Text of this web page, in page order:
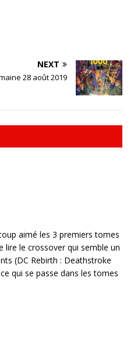
NEXT
28 août 2019
aimé les 3 premiers tomes
lire le crossover qui semble un
(DC Rebirth : Deathstroke
qui se passe dans les tomes